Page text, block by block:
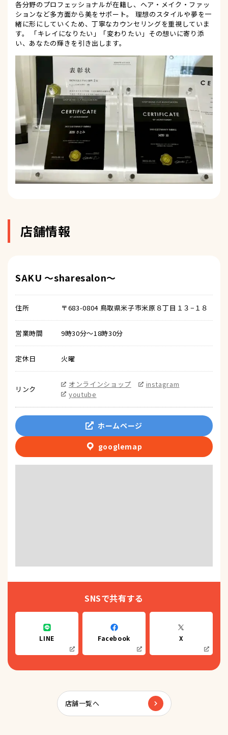
各分野のプロフェッショナルが在籍し、ヘア・メイク・ファッ
ションなど多方面から美をサポート。 理想のスタイルや夢を一
緒に形にしていくため、丁寧なカウンセリングを重視していま
す。 「キレイになりたい」「変わりたい」その想いに寄り添
い、あなたの輝きを引き出します。
店舗情報
SAKU ～sharesalon～
住所 〒683-0804 鳥取県米子市米原８丁目１３−１８
営業時間 9時30分～18時30分
定休日 火曜
リンク オンラインショップ
instagram
youtube
ホームページ
googlemap
SNSで共有する
LINE Facebook X
店舗一覧へ